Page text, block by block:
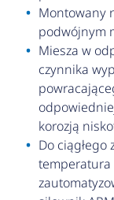
Montowany
podwójnym
Miesza w
czynnika
korozją
Do ciągłego
temperatura